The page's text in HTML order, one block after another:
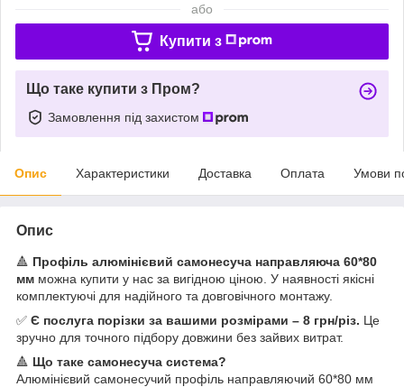
або
Купити з
Що таке купити з Пром?
Замовлення під захистом
Опис Характеристики Доставка Оплата Умови
Опис
🔺 Профіль алюмінієвий самонесуча направляюча 60*80
мм можна купити у нас за вигідною ціною. У наявності якісні
комплектуючі для надійного та довговічного монтажу.
✅ Є послуга порізки за вашими розмірами – 8 грн/різ. Це
зручно для точного підбору довжини без зайвих витрат.
🔺 Що таке самонесуча система?
Алюмінієвий самонесучий профіль направляючий 60*80 мм